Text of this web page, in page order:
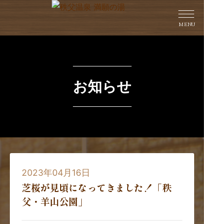
MENU
お知らせ
2023年04月16日
芝桜が見頃になってきました！「秩
父・羊山公園」